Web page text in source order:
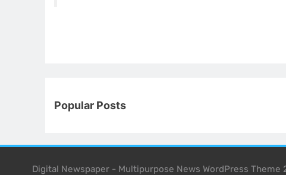
Popular Posts
Digital Newspaper - Multipurpose News WordPress Theme